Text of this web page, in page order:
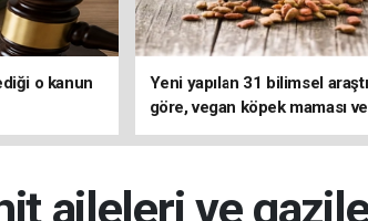
o kanun
Yeni yapılan 31 bilimsel
göre, vegan köpek maması
kedi mamasının iyi
aileleri ve